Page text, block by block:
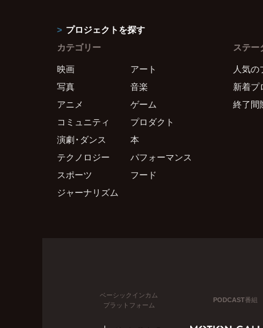
プロジェクトを探す
カテゴリー
映画
アート
写真
音楽
アニメ
ゲーム
コミュニティ
プロダクト
演劇・ダンス
本
テクノロジー
パフォーマンス
スポーツ
フード
ジャーナリズム
ステー
人気の
新着プ
終了間
ベーシックインカム
プラットフォーム
PODCAST番組